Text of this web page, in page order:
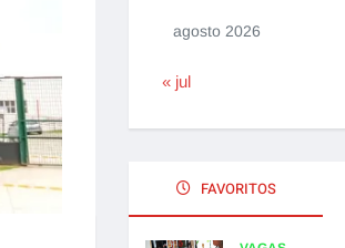
agosto 2026
« jul
FAVORITOS